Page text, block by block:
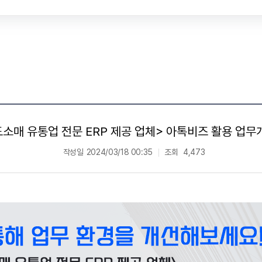
매 유통업 전문 ERP 제공 업체> 아톡비즈 활용 업무
작성일 2024/03/18 00:35 조회 4,473